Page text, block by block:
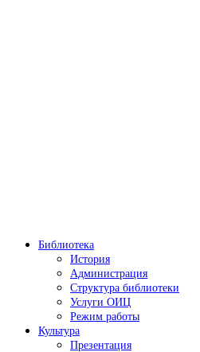
Библиотека
История
Администрация
Структура библиотеки
Услуги ОИЦ
Режим работы
Культура
Презентация